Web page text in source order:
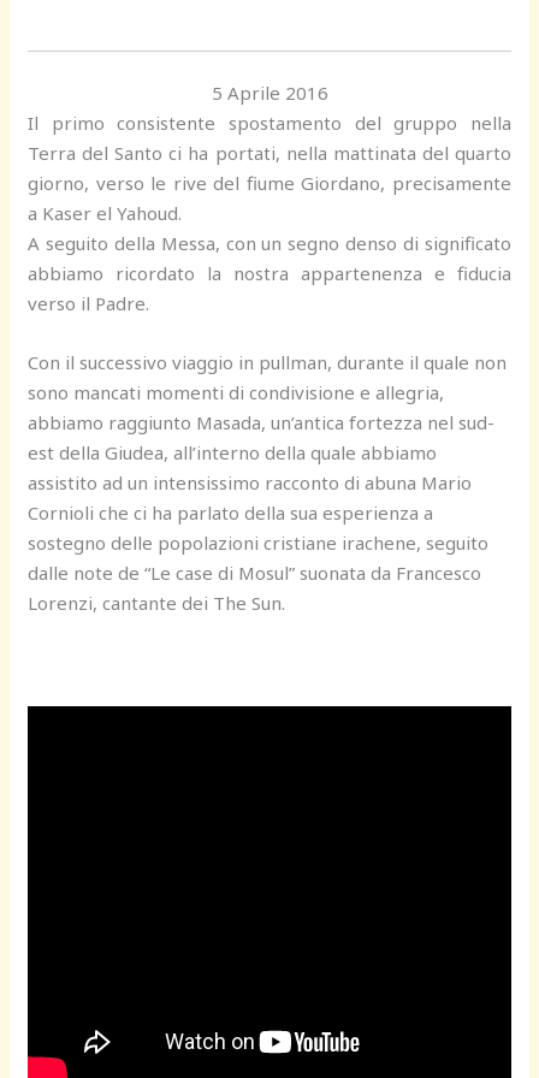
5 Aprile 2016
Il primo consistente spostamento del gruppo nella
Terra del Santo ci ha portati, nella mattinata del quarto
giorno, verso le rive del fiume Giordano, precisamente
a Kaser el Yahoud.
A seguito della Messa, con un segno denso di significato
abbiamo ricordato la nostra appartenenza e fiducia
verso il Padre.
Con il successivo viaggio in pullman, durante il quale non
sono mancati momenti di condivisione e allegria,
abbiamo raggiunto Masada, un’antica fortezza nel sud-
est della Giudea, all’interno della quale abbiamo
assistito ad un intensissimo racconto di abuna Mario
Cornioli che ci ha parlato della sua esperienza a
sostegno delle popolazioni cristiane irachene, seguito
dalle note de “Le case di Mosul” suonata da Francesco
Lorenzi, cantante dei The Sun.